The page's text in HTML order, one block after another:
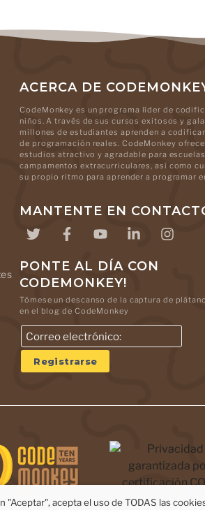
ACERCA DE
CodeMonkey es un programa líder de
niños. A través de sus cursos exitosos y
millones de estudiantes aprenden a
de programación reales. CodeMonkey
estudios atractivo y agradable para
campamentos extracurriculares, así como
su propio ritmo para aprender a programar
MANTENTE EN
PONTE AL DÍA CON
CODEMONKEY!
Tómese un descanso de la captura de
en el blog de CodeMonkey
acepta el uso de TODAS las